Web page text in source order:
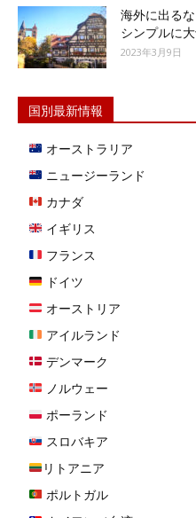
海外に出る
シンプルに
2023年3月9日
国別最新情報
オーストラリア
ニュージーランド
カナダ
イギリス
フランス
ドイツ
オーストリア
アイルランド
デンマーク
ノルウェー
ポーランド
スロバキア
リトアニア
ポルトガル